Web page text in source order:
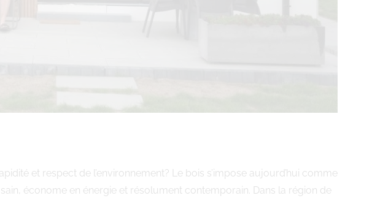
et respect de l’environnement? Le bois s’impose aujourd’hui comme
économe en énergie et résolument contemporain. Dans la région de